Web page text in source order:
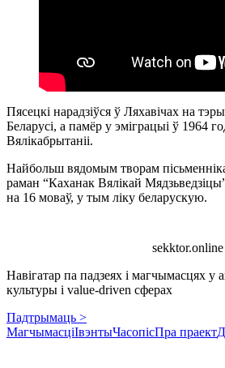
Пясецкі нарадзіўся ў Ляхавічах на
Беларусі, а памёр у эміграцыі ў 1964
Вялікабрытаніі.
Найбольш вядомым творам
раман “Каханак Вялікай
на 16 моваў, у тым ліку беларускую.
sekktor.online
Навігатар па падзеях і магчымасцях у
культуры і value-driven сферах
Падтрымаць >
МагчымасціІвэнтыЧасопісПра праект